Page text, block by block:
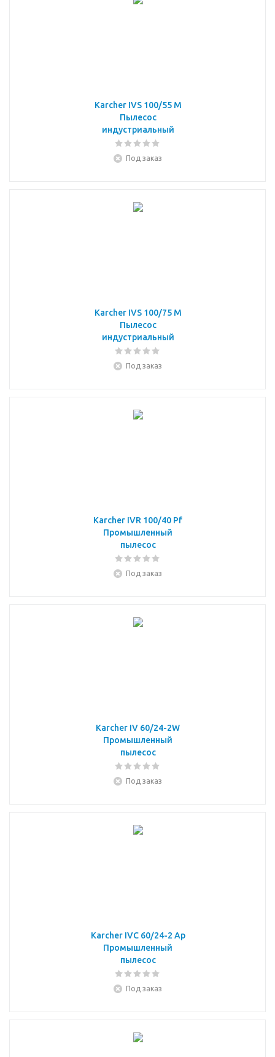
Karcher IVS 100/55 M
Пылесос
индустриальный
Под заказ
Karcher IVS 100/75 M
Пылесос
индустриальный
Под заказ
Karcher IVR 100/40 Pf
Промышленный
пылесос
Под заказ
Karcher IV 60/24-2W
Промышленный
пылесос
Под заказ
Karcher IVC 60/24-2 Ap
Промышленный
пылесос
Под заказ